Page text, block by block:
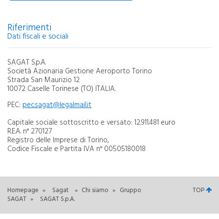
Riferimenti
Dati fiscali e sociali
SAGAT S.p.A.
Società Azionaria Gestione Aeroporto Torino
Strada San Maurizio 12
10072 Caselle Torinese (TO) ITALIA.
PEC: pec.sagat@legalmail.it
Capitale sociale sottoscritto e versato: 12.911.481 euro
R.E.A. n° 270127
Registro delle Imprese di Torino,
Codice Fiscale e Partita IVA n° 00505180018
Homepage » Sagat » Chi siamo » Gruppo
SAGAT » SAGAT S.p.A.
TOP